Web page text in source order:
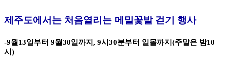
제주도에서는 처음열리는 메밀꽃밭 걷기 행사
-9월13일부터 9월30일까지, 9시30분부터 일몰까지(주말은 밤10
시)